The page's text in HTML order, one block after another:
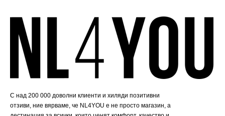
С над 200 000 доволни клиенти и хиляди позитивни
отзиви, ние вярваме, че NL4YOU е не просто магазин, а